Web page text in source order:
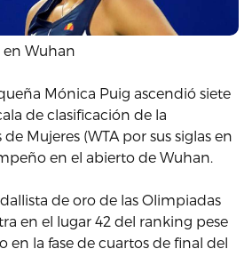
en Wuhan
Mónica Puig ascendió siete
de clasificación de la
Mujeres (WTA por sus siglas en
en el abierto de Wuhan.
de oro de las Olimpiadas
en el lugar 42 del ranking pese
en la fase de cuartos de final del